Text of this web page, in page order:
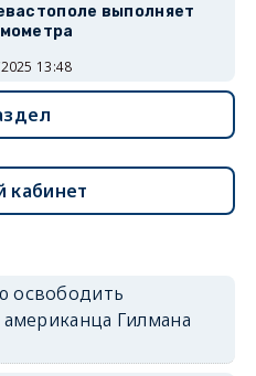
выполняет
13:48
кабинет
освободить
Гилмана